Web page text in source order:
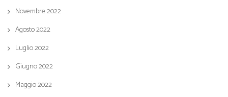
Novembre 2022
Agosto 2022
Luglio 2022
Giugno 2022
Maggio 2022